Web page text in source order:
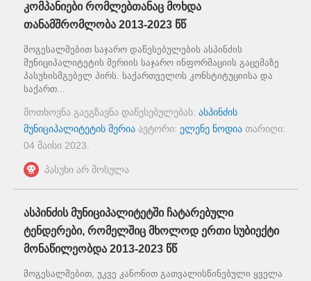
კომპანიები რომლებთანაც მოხდა
თანამშრომლობა 2013-2023 წწ
მოგესალმებით საჯარო დაწესებულების ასპინძის
მუნიციპალიტეტის მერიის საჯარო ინფორმაციის გაცემაზე
პასუხისმგებელ პირს. საქართველოს კონსტიტუციისა და
საქართ...
მოთხოვნა გაეგზავნა დაწესებულებას: ასპინძის
მუნიციპალიტეტის მერია ავტორი: ელენე ნოდია თარიღი:
04 მაისი 2023.
პასუხი არ მოსულა
ასპინძის მუნიციპალიტეტში ჩატარებული
ტენდერები, რომელშიც მხოლოდ ერთი სუბიექტი
მონაწილეობდა 2013-2023 წწ
მოგესალმებით, უკვე კანონით გათვალისწინებული ყველა